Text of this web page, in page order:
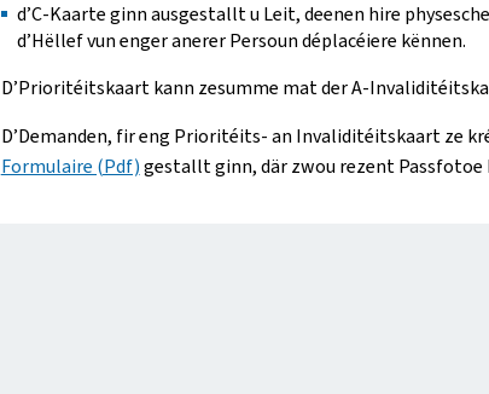
d’C-Kaarte ginn ausgestallt u Leit, deenen hire
d’Hëllef vun enger anerer Persoun déplacéiere kënnen.
D’Prioritéitskaart kann zesumme mat der A-
D’Demanden, fir eng Prioritéits- an Invaliditéitskaart ze
Formulaire (Pdf)gestallt ginn, där zwou rezent Passfotoe